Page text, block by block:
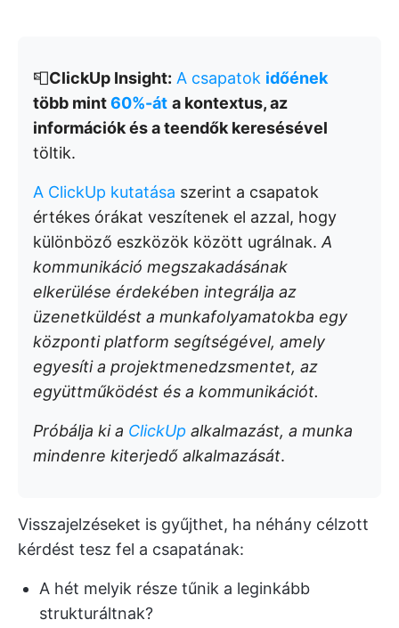
📮ClickUp Insight: A csapatok időének
több mint60%-át a kontextus, az
információk és a teendők keresésével
töltik.
A ClickUp kutatása szerint a csapatok
értékes órákat veszítenek el azzal, hogy
különböző eszközök között ugrálnak. A
kommunikáció megszakadásának
elkerülése érdekében integrálja az
üzenetküldést a munkafolyamatokba egy
központi platform segítségével, amely
egyesíti a projektmenedzsmentet, az
együttműködést és a kommunikációt.
Próbálja ki a ClickUp alkalmazást, a munka
mindenre kiterjedő alkalmazását.
Visszajelzéseket is gyűjthet, ha néhány célzott
kérdést tesz fel a csapatának:
A hét melyik része tűnik a leginkább
strukturáltnak?